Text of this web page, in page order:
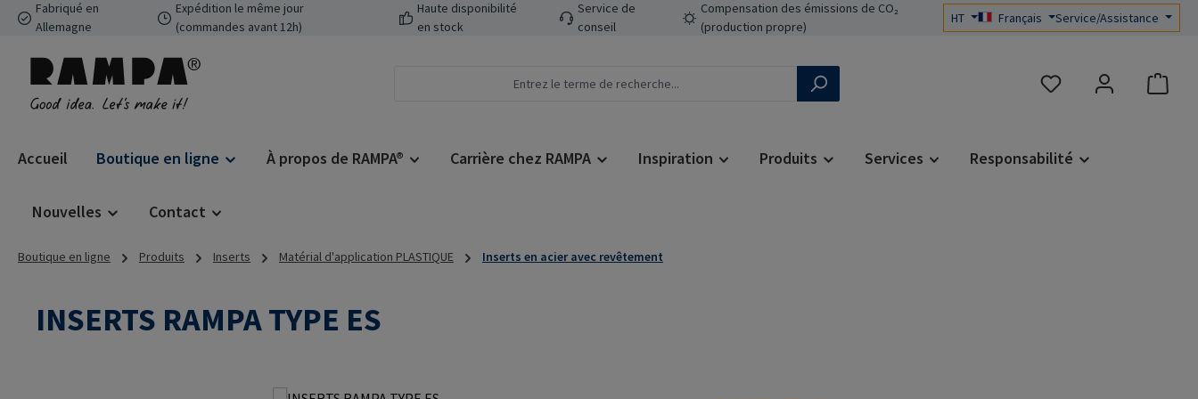
au contenu principal
Passer à la recherche
Passer à la navigation principale
Fabriqué en
Allemagne
Expédition le même jour
(commandes avant 12h)
Haute disponibilité
en stock
Service de
conseil
Compensation des émissions de CO₂
(production propre)
HT Français Service/Assistance
Vous avez 0 articles
Accueil Boutique en ligne À propos de RAMPA® Carrière chez RAMPA Inspiration Produits Services Responsabilité
Nouvelles Contact
Boutique en ligne Produits Inserts Matérial d'application PLASTIQUE Inserts en acier avec revêtement
INSERTS RAMPA TYPE ES